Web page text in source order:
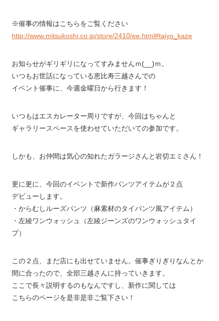
※催事の情報はこちらをご覧ください
http://www.mitsukoshi.co.jp/store/2410/ee.html#taiyo_kaze
お知らせがギリギリになってすみませんｍ(__)ｍ。
いつもお世話になっている恵比寿三越さんでの
イベント催事に、今週金曜日から行きます！
いつもはエスカレーター周りですが、今回はちゃんと
ギャラリースペースを使わせていただいての参加です。
しかも、お仲間は気心の知れたガラージさんと岩切エミさん！
更に更に、今回のイベントで新作パンツアイテムが２点
デビューします。
・からむしルーズパンツ（麻素材のタイパンツ風アイテム）
・左綾ワンウォッシュ（左綾ジーンズのワンウォッシュタイ
プ）
この２点、まだ店にも出せていません。催事ぎりぎりなんとか
間に合ったので、全部三越さんに持っていきます。
ここで長々説明するのもなんですし、新作に関しては
こちらのページを是非是非ご覧下さい！